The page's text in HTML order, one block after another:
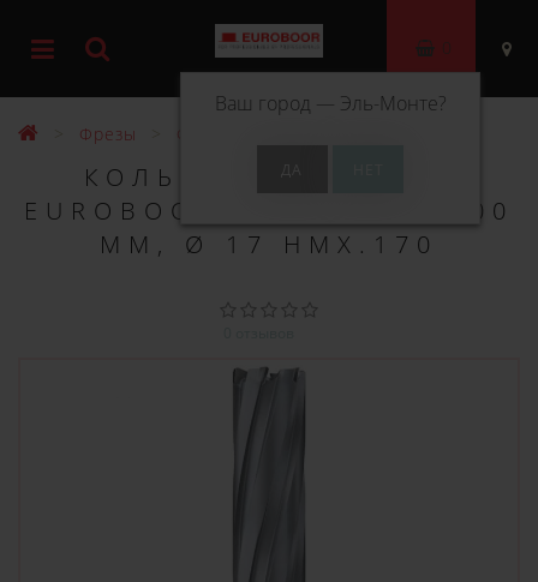
Ваш город — Эль-Монте?
0
Фрезы Фрезы ТСТ 100 мм
КОЛЬЦЕВОЕ СВЕРЛО
EUROBOOR TCT ДЛИНА 100
ММ, Ø 17 HMX.170